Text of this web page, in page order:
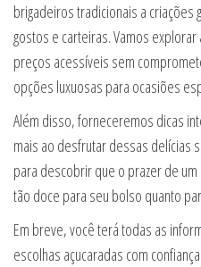
brigadeiros tradicionais a criações
gostos e carteiras. Vamos
preços acessíveis sem
opções luxuosas para ocasiões
Além disso, forneceremos dicas
mais ao desfrutar dessas delícias
para descobrir que o prazer de
tão doce para seu bolso quanto
Em breve, você terá todas as
escolhas açucaradas com